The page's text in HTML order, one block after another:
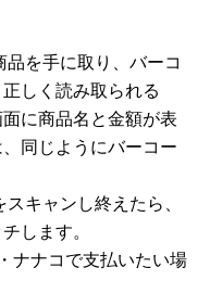
品を手に取り、バーコ
しく読み取られる
に商品名と金額が表
同じようにバーコー
スキャンし終えたら、
します。
ナナコで支払いたい場